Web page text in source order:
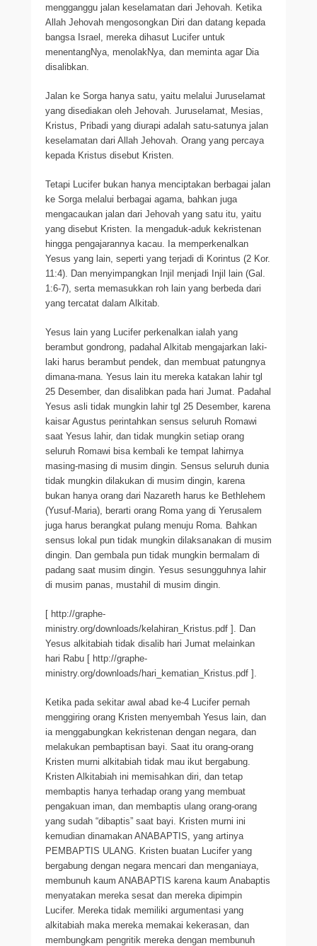
mengganggu jalan keselamatan dari Jehovah. Ketika
Allah Jehovah mengosongkan Diri dan datang kepada
bangsa Israel, mereka dihasut Lucifer untuk
menentangNya, menolakNya, dan meminta agar Dia
disalibkan.
Jalan ke Sorga hanya satu, yaitu melalui Juruselamat
yang disediakan oleh Jehovah. Juruselamat, Mesias,
Kristus, Pribadi yang diurapi adalah satu-satunya jalan
keselamatan dari Allah Jehovah. Orang yang percaya
kepada Kristus disebut Kristen.
Tetapi Lucifer bukan hanya menciptakan berbagai jalan
ke Sorga melalui berbagai agama, bahkan juga
mengacaukan jalan dari Jehovah yang satu itu, yaitu
yang disebut Kristen. Ia mengaduk-aduk kekristenan
hingga pengajarannya kacau. Ia memperkenalkan
Yesus yang lain, seperti yang terjadi di Korintus (2 Kor.
11:4). Dan menyimpangkan Injil menjadi Injil lain (Gal.
1:6-7), serta memasukkan roh lain yang berbeda dari
yang tercatat dalam Alkitab.
Yesus lain yang Lucifer perkenalkan ialah yang
berambut gondrong, padahal Alkitab mengajarkan laki-
laki harus berambut pendek, dan membuat patungnya
dimana-mana. Yesus lain itu mereka katakan lahir tgl
25 Desember, dan disalibkan pada hari Jumat. Padahal
Yesus asli tidak mungkin lahir tgl 25 Desember, karena
kaisar Agustus perintahkan sensus seluruh Romawi
saat Yesus lahir, dan tidak mungkin setiap orang
seluruh Romawi bisa kembali ke tempat lahirnya
masing-masing di musim dingin. Sensus seluruh dunia
tidak mungkin dilakukan di musim dingin, karena
bukan hanya orang dari Nazareth harus ke Bethlehem
(Yusuf-Maria), berarti orang Roma yang di Yerusalem
juga harus berangkat pulang menuju Roma. Bahkan
sensus lokal pun tidak mungkin dilaksanakan di musim
dingin. Dan gembala pun tidak mungkin bermalam di
padang saat musim dingin. Yesus sesungguhnya lahir
di musim panas, mustahil di musim dingin.
[ http://graphe-
ministry.org/downloads/kelahiran_Kristus.pdf ]. Dan
Yesus alkitabiah tidak disalib hari Jumat melainkan
hari Rabu [ http://graphe-
ministry.org/downloads/hari_kematian_Kristus.pdf ].
Ketika pada sekitar awal abad ke-4 Lucifer pernah
menggiring orang Kristen menyembah Yesus lain, dan
ia menggabungkan kekristenan dengan negara, dan
melakukan pembaptisan bayi. Saat itu orang-orang
Kristen murni alkitabiah tidak mau ikut bergabung.
Kristen Alkitabiah ini memisahkan diri, dan tetap
membaptis hanya terhadap orang yang membuat
pengakuan iman, dan membaptis ulang orang-orang
yang sudah “dibaptis” saat bayi. Kristen murni ini
kemudian dinamakan ANABAPTIS, yang artinya
PEMBAPTIS ULANG. Kristen buatan Lucifer yang
bergabung dengan negara mencari dan menganiaya,
membunuh kaum ANABAPTIS karena kaum Anabaptis
menyatakan mereka sesat dan mereka dipimpin
Lucifer. Mereka tidak memiliki argumentasi yang
alkitabiah maka mereka memakai kekerasan, dan
membungkam pengritik mereka dengan membunuh